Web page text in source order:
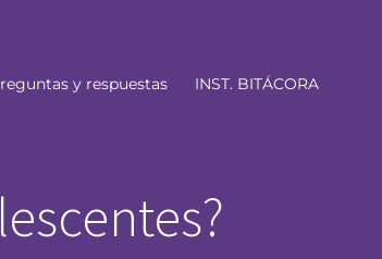
y respuestas INST. BITÁCORA